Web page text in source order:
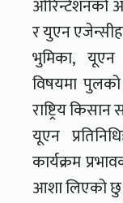
ओरिन्टेशनको
र युएन
भुमिका,
विषयमा
राष्ट्रिय
यूएन
कार्यक्रम
आशा लिएको छु